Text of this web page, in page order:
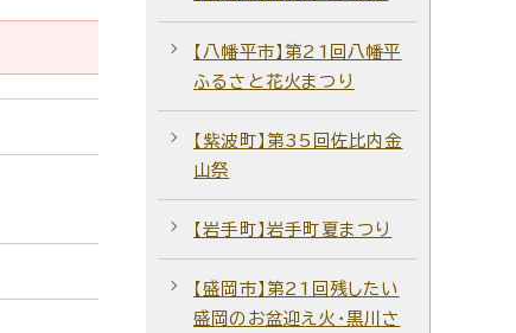
【八幡平市】第21回八幡平
ふるさと花火まつり
【紫波町】第35回佐比内金
山祭
【岩手町】岩手町夏まつり
【盛岡市】第21回残したい
盛岡のお盆迎え火・黒川さ